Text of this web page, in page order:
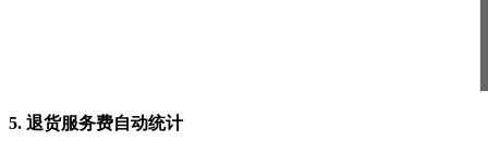
5. 退货服务费自动统计